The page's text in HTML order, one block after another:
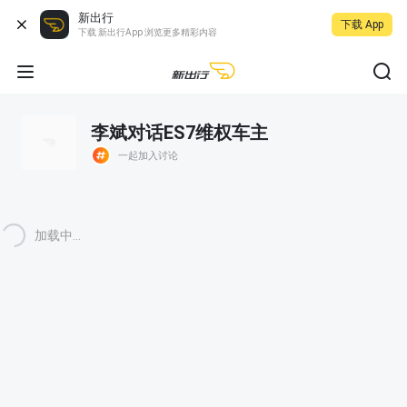
新出行
下载 新出行App 浏览更多精彩内容
下载 App
李斌对话ES7维权车主
一起加入讨论
加载中...